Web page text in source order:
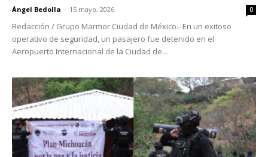
Ángel Bedolla - 15 mayo, 2026 0
Redacción / Grupo Marmor Ciudad de México.- En un exitoso
operativo de seguridad, un pasajero fue detenido en el
Aeropuerto Internacional de la Ciudad de...